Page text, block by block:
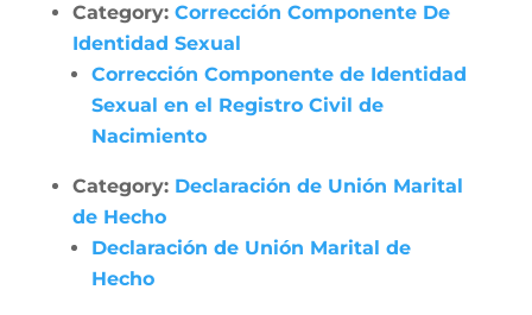
Category: Corrección Componente De
Identidad Sexual
Corrección Componente de Identidad
Sexual en el Registro Civil de
Nacimiento
Category: Declaración de Unión Marital
de Hecho
Declaración de Unión Marital de
Hecho